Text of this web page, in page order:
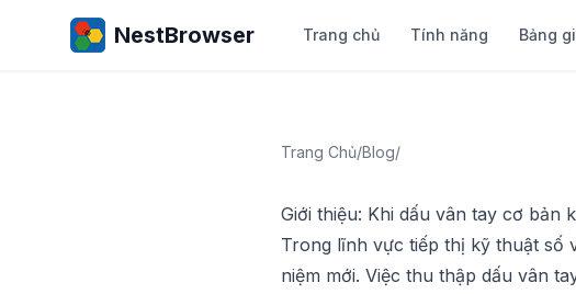
NestBrowser Trang chủ Tính năng Bảng
Trang Chủ/Blog/
Giới thiệu: Khi dấu vân tay cơ bản
Trong lĩnh vực tiếp thị kỹ thuật số
niệm mới. Việc thu thập dấu vân